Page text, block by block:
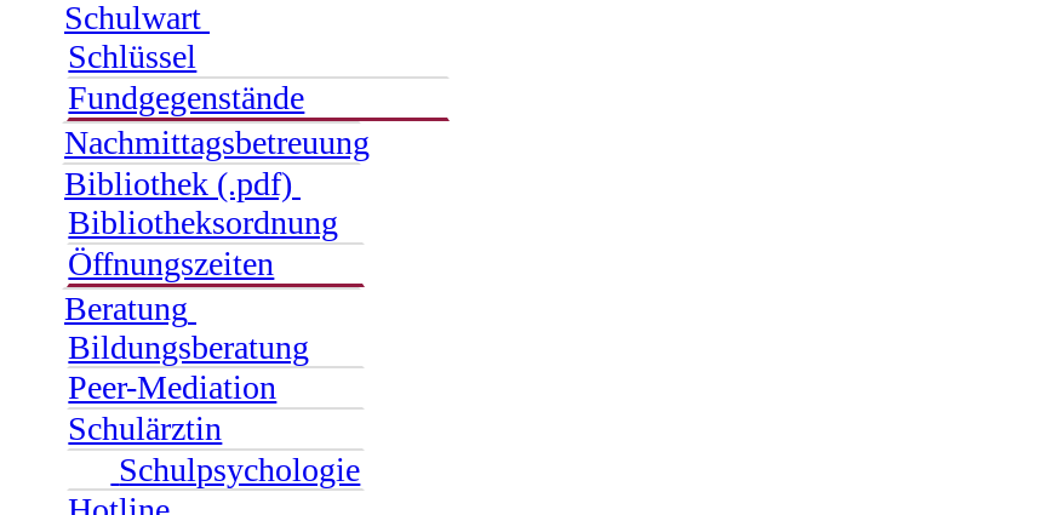
Schulwart
Schlüssel
Fundgegenstände
Nachmittagsbetreuung
Bibliothek (.pdf)
Bibliotheksordnung
Öffnungszeiten
Beratung
Bildungsberatung
Peer-Mediation
Schulärztin
Schulpsychologie